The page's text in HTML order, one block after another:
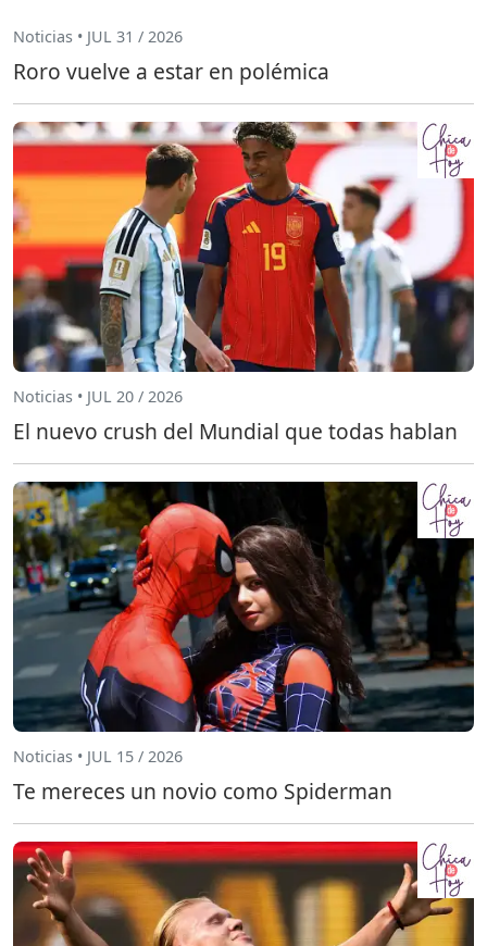
Noticias • JUL 31 / 2026
Roro vuelve a estar en polémica
Noticias • JUL 20 / 2026
El nuevo crush del Mundial que todas hablan
Noticias • JUL 15 / 2026
Te mereces un novio como Spiderman